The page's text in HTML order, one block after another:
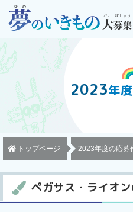
2023年度
トップページ 2023年度の応募
ペガサス・ライオ